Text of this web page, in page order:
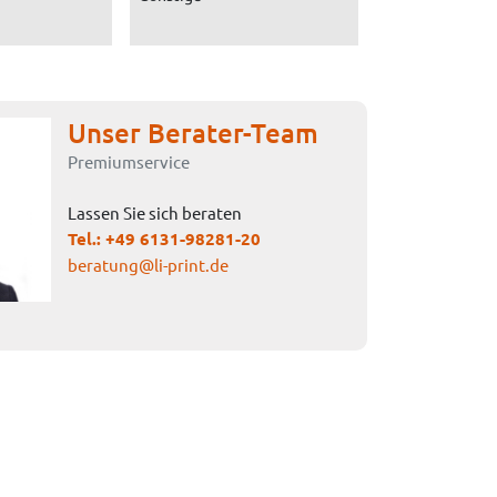
Unser Berater-Team
Premiumservice
Lassen Sie sich beraten
Tel.: +49 6131-98281-20
beratung@li-print.de